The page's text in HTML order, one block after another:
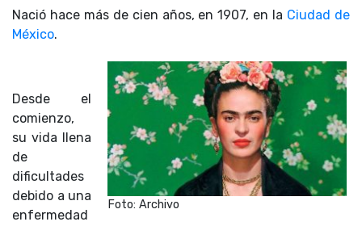
Nació hace más de cien años, en 1907, en la Ciudad de
México.
Foto: Archivo
Desde el
comienzo,
su vida llena
de
dificultades
debido a una
enfermedad